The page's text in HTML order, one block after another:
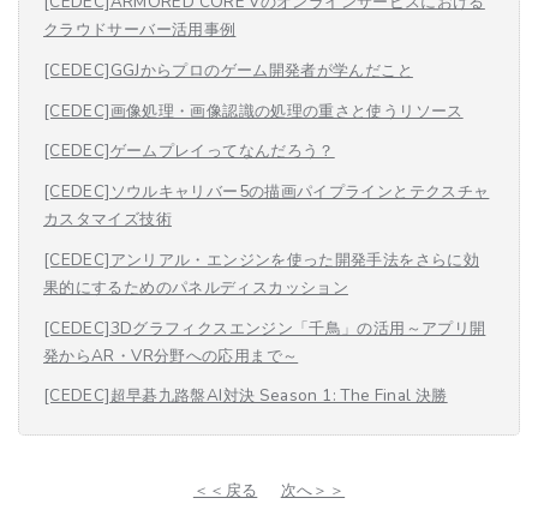
クラウドサーバー活用事例
[CEDEC]GGJからプロのゲーム開発者が学んだこと
[CEDEC]画像処理・画像認識の処理の重さと使うリソース
[CEDEC]ゲームプレイってなんだろう？
[CEDEC]ソウルキャリバー5の描画パイプラインとテクスチャ
カスタマイズ技術
[CEDEC]アンリアル・エンジンを使った開発手法をさらに効
果的にするためのパネルディスカッション
[CEDEC]3Dグラフィクスエンジン「千鳥」の活用～アプリ開
発からAR・VR分野への応用まで～
[CEDEC]超早碁九路盤AI対決 Season 1: The Final 決勝
＜＜戻る
次へ＞＞